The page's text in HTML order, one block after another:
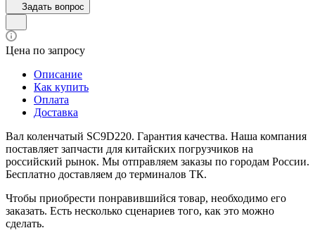
Задать вопрос
Цена по запросу
Описание
Как купить
Оплата
Доставка
Вал коленчатый SC9D220. Гарантия качества. Наша компания
поставляет запчасти для китайских погрузчиков на
российский рынок. Мы отправляем заказы по городам России.
Бесплатно доставляем до терминалов ТК.
Чтобы приобрести понравившийся товар, необходимо его
заказать. Есть несколько сценариев того, как это можно
сделать.